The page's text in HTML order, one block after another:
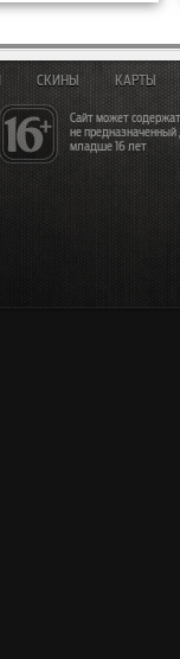
Сайт может
не
младше 16 лет
СКИНЫ КАРТЫ